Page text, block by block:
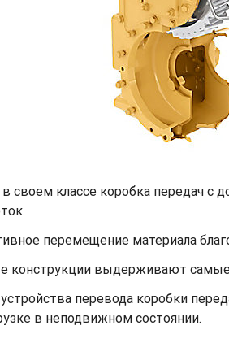
своем классе коробка передач с
перемещение материала
конструкции выдерживают самые
перевода коробки
в неподвижном состоянии.